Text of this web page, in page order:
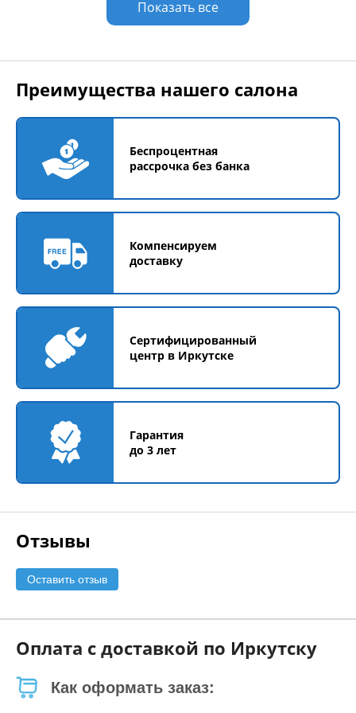
Показать все
Преимущества нашего салона
Беспроцентная
рассрочка без банка
Компенсируем
доставку
Сертифицированный
центр в Иркутске
Гарантия
до 3 лет
Отзывы
Оставить отзыв
Оплата с доставкой по Иркутску
Как оформать заказ: